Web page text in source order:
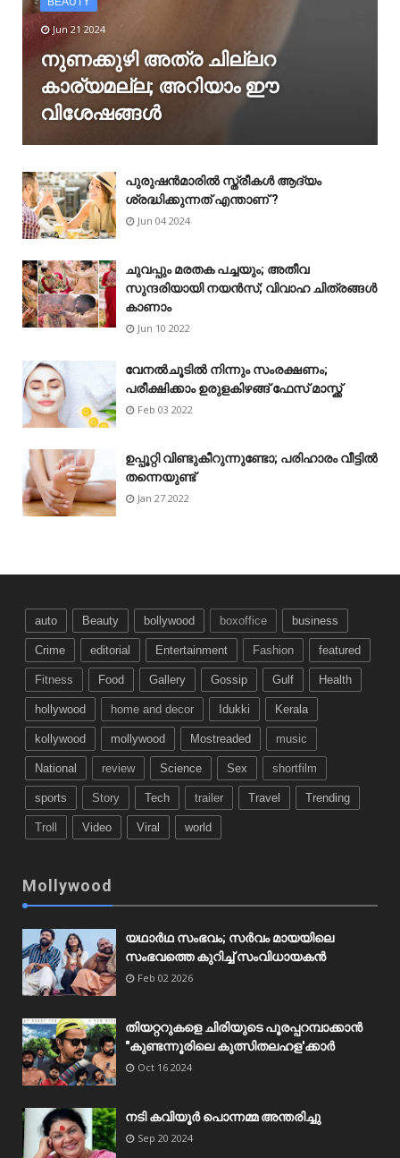
Jun 21 2024
നുണക്കുഴി അത്ര ചില്ലറ
കാര്യമല്ല; അറിയാം ഈ
വിശേഷങ്ങൾ
പുരുഷൻമാരിൽ സ്ത്രീകൾ ആദ്യം
ശ്രദ്ധിക്കുന്നത് എന്താണ് ?
Jun 04 2024
ചുവപ്പും മരതക പച്ചയും; അതീവ
സുന്ദരിയായി നയൻസ്; വിവാഹ ചിത്രങ്ങൾ
കാണാം
Jun 10 2022
വേനൽചൂടിൽ നിന്നും സംരക്ഷണം;
പരീക്ഷിക്കാം ഉരുളകിഴങ്ങ് ഫേസ് മാസ്ക്ക്
Feb 03 2022
ഉപ്പൂറ്റി വിണ്ടുകീറുന്നുണ്ടോ; പരിഹാരം വീട്ടിൽ
തന്നെയുണ്ട്
Jan 27 2022
auto Beauty bollywood boxoffice business
Crime editorial Entertainment Fashion featured
Fitness Food Gallery Gossip Gulf Health
hollywood home and decor Idukki Kerala
kollywood mollywood Mostreaded music
National review Science Sex shortfilm
sports Story Tech trailer Travel Trending
Troll Video Viral world
Mollywood
യഥാർഥ സംഭവം; സർവം മായയിലെ
സംഭവത്തെ കുറിച്ച് സംവിധായകൻ
Feb 02 2026
തിയറ്ററുകളെ ചിരിയുടെ പൂരപ്പറമ്പാക്കാൻ
"കുണ്ടന്നൂരിലെ കുത്സിതലഹള'ക്കാർ
Oct 16 2024
നടി കവിയൂർ പൊന്നമ്മ അന്തരിച്ചു
Sep 20 2024